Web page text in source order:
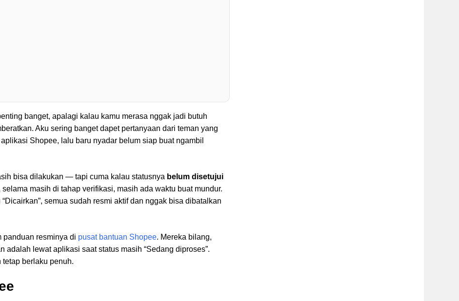
banget, apalagi kalau kamu merasa nggak jadi butuh
Aku sering banget dapet pertanyaan dari teman yang
Shopee, lalu baru nyadar belum siap buat ngambil
bisa dilakukan — tapi cuma kalau statusnya belum disetujui
selama masih di tahap verifikasi, masih ada waktu buat mundur.
semua sudah resmi aktif dan nggak bisa dibatalkan
panduan resminya di pusat bantuan Shopee. Mereka bilang,
adalah lewat aplikasi saat status masih “Sedang diproses”.
berlaku penuh.